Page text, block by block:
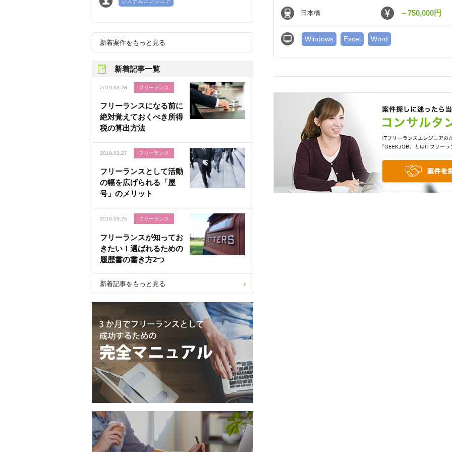
システムエンジニア
新着案件をもっと見る
新着記事一覧
2019.03.28 フリーランス
フリーランスになる前に
絶対覚えておくべき所得
税の算出方法
2019.03.27 フリーランス
フリーランスとして活動
の幅を広げられる「屋
号」のメリット
2019.03.26 フリーランス
フリーランスが知ってお
きたい！選ばれるための
履歴書の書き方2つ
新着記事をもっと見る
日本橋 ～750,000円
Windows Excel Word